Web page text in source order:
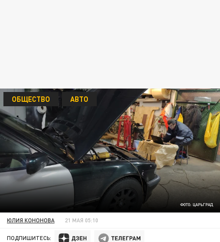
ФОТО: ЦАРЬГРАД
ОБЩЕСТВО АВТО
ЮЛИЯ КОНОНОВА 21 МАЯ 05:10
ПОДПИШИТЕСЬ: